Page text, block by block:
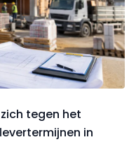
tegen het
in